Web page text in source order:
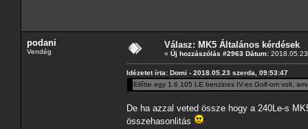
podani
Vendég
Válasz: MK5 Általános kérdések
« Új hozzászólás #2963 Dátum:
Idézetet írta: Domi - 2018.05.23 szerda, 09:53:47
Előtte egy 1.6 105 LE benzines IV-es Golf-om volt,
De ha azzal veted össze hogy a 240Le-s
összehasonlitás